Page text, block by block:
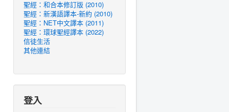
聖經：和合本修訂版 (2010)
聖經：新漢語譯本-新約 (2010)
聖經：NET中文譯本 (2011)
聖經：環球聖經譯本 (2022)
信徒生活
其他連結
登入